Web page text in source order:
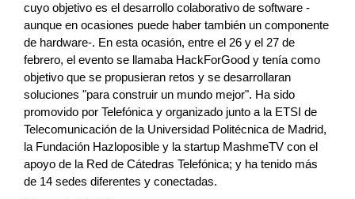
cuyo objetivo es el desarrollo colaborativo de software -
aunque en ocasiones puede haber también un componente
de hardware-. En esta ocasión, entre el 26 y el 27 de
febrero, el evento se llamaba HackForGood y tenía como
objetivo que se propusieran retos y se desarrollaran
soluciones "para construir un mundo mejor". Ha sido
promovido por Telefónica y organizado junto a la ETSI de
Telecomunicación de la Universidad Politécnica de Madrid,
la Fundación Hazloposible y la startup MashmeTV con el
apoyo de la Red de Cátedras Telefónica; y ha tenido más
de 14 sedes diferentes y conectadas.